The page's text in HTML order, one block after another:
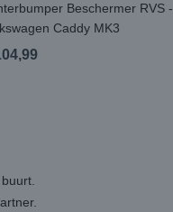
Beschermer RVS -
Caddy MK3